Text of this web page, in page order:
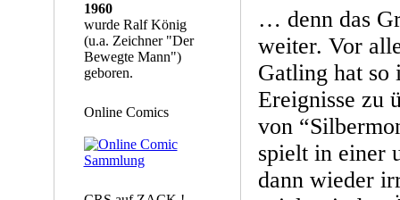
1960
wurde Ralf König
(u.a. Zeichner "Der
Bewegte Mann")
geboren.
Online Comics
… denn das
weiter. Vor
Gatling hat so
Ereignisse zu
von
spielt in einer
dann wieder